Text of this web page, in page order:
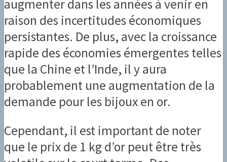
augmenter dans les années à venir en
raison des incertitudes économiques
persistantes. De plus, avec la croissance
rapide des économies émergentes telles
que la Chine et l’Inde, il y aura
probablement une augmentation de la
demande pour les bijoux en or.
Cependant, il est important de noter
que le prix de 1 kg d’or peut être très